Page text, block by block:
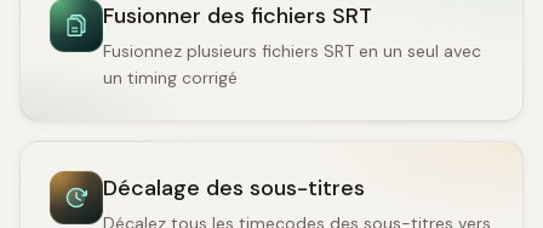
Fusionner des fichiers SRT
Fusionnez plusieurs fichiers SRT en un seul avec
un timing corrigé
Décalage des sous-titres
Décalez tous les timecodes des sous-titres vers